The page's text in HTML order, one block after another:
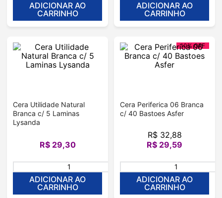
ADICIONAR AO
CARRINHO
ADICIONAR AO
CARRINHO
Cera Utilidade Natural
Branca c/ 5 Laminas
Lysanda
R$ 29,30
ADICIONAR AO
CARRINHO
10% OFF
Cera Periferica 06 Branca
c/ 40 Bastoes Asfer
R$ 32,88
R$ 29,59
ADICIONAR AO
CARRINHO